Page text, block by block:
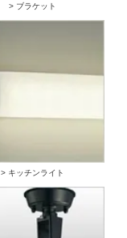
> ブラケット
> キッチンライト